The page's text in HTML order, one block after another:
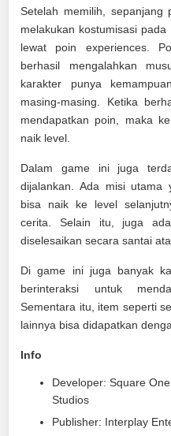
Setelah memilih, sepanjang
melakukan kostumisasi
lewat poin experiences.
berhasil mengalahkan
karakter punya
masing-masing. Ketika
mendapatkan poin, maka
naik level.
Dalam game ini juga
dijalankan. Ada misi utama
bisa naik ke level
cerita. Selain itu, juga
diselesaikan secara santai
Di game ini juga banyak
berinteraksi untuk
Sementara itu, item seperti
lainnya bisa didapatkan
Info
Developer: Square
Studios
Publisher: Interplay